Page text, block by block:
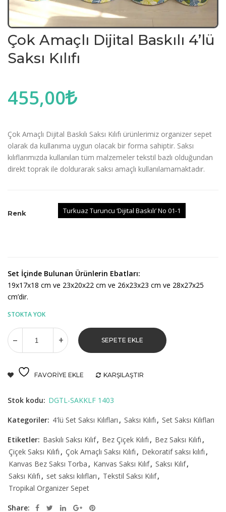
Çok Amaçlı Dijital Baskılı 4’lü
Saksı Kılıfı
455,00
Çok Amaçlı Dijital Baskılı Saksı Kılıfı ürünlerimiz organizer sepet
olarak da kullanıma uygun olacak bir forma sahiptir. Saksı
kılıflarımızda kullanılan tüm malzemeler tekstil bazlı olduğundan
direkt toprak ile doldurarak saksı amaçlı kullanılamamaktadır.
Renk Turkuaz Turuncu ‘Dijital Baskılı’ No 01-1
Set İçinde Bulunan Ürünlerin Ebatları:
19x17x18 cm ve 23x20x22 cm ve 26x23x23 cm ve 28x27x25
cm’dir.
STOKTA YOK
SEPETE EKLE
FAVORIYE EKLE KARŞILAŞTIR
Stok kodu: DGTL-SAKKLF 1403
Kategoriler: 4'lü Set Saksı Kılıfları , Saksı Kılıfı , Set Saksı Kılıfları
Etiketler: Baskılı Saksı Kılıf, Bez Çiçek Kılıfı , Bez Saksı Kılıfı ,
Çiçek Saksı Kılıfı , Çok Amaçlı Saksı Kılıfı , Dekoratif saksı kılıfı ,
Kanvas Bez Saksı Torba , Kanvas Saksı Kılıf, Saksı Kılıf,
Saksı Kılıfı , set saksı kılıfları , Tekstil Saksı Kılıf,
Tropikal Organizer Sepet
Share: